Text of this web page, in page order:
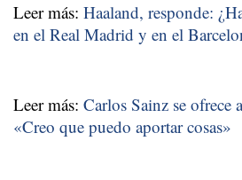
Leer más: Haaland, responde:
en el Real Madrid y en el
Leer más: Carlos Sainz se ofrece
«Creo que puedo aportar cosas»